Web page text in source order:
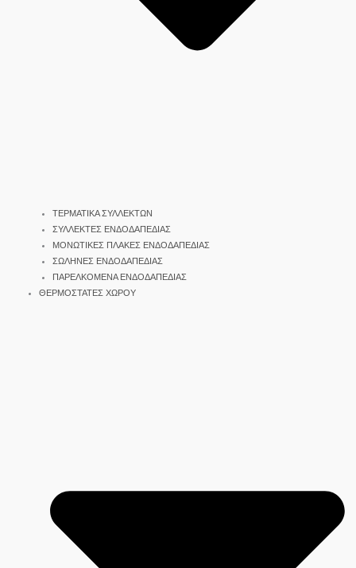
ΤΕΡΜΑΤΙΚΑ ΣΥΛΛΕΚΤΩΝ
ΣΥΛΛΕΚΤΕΣ ΕΝΔΟΔΑΠΕΔΙΑΣ
ΜΟΝΩΤΙΚΕΣ ΠΛΑΚΕΣ ΕΝΔΟΔΑΠΕΔΙΑΣ
ΣΩΛΗΝΕΣ ΕΝΔΟΔΑΠΕΔΙΑΣ
ΠΑΡΕΛΚΟΜΕΝΑ ΕΝΔΟΔΑΠΕΔΙΑΣ
ΘΕΡΜΟΣΤΑΤΕΣ ΧΩΡΟΥ